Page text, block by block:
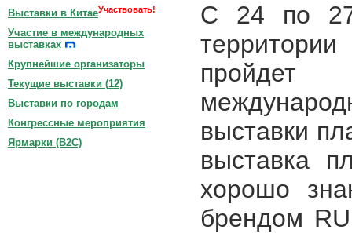
С 24 по
выставки
выставка
хорошо
брендом
Выставки в КитаеУчаствовать!
Участие в международных
выставках
Крупнейшие организаторы
Текущие выставки (12)
Выставки по городам
Конгрессные мероприятия
Ярмарки (B2C)